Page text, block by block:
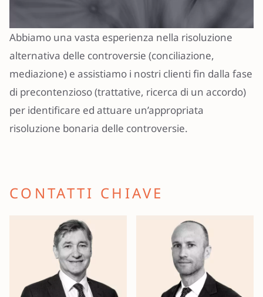
Abbiamo una vasta esperienza nella risoluzione
alternativa delle controversie (conciliazione,
mediazione) e assistiamo i nostri clienti fin dalla fase
di precontenzioso (trattative, ricerca di un accordo)
per identificare ed attuare un’appropriata
risoluzione bonaria delle controversie.
CONTATTI CHIAVE